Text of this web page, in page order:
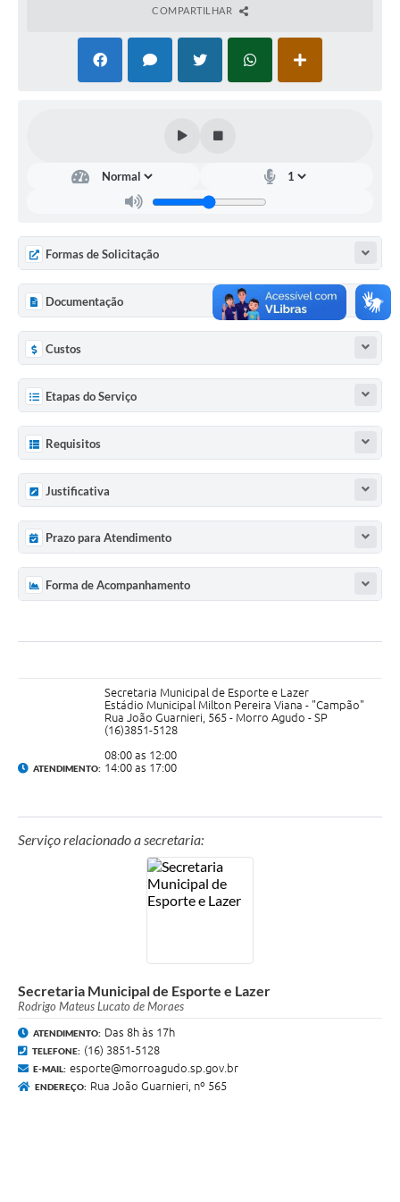
COMPARTILHAR
Formas de Solicitação
Documentação
Custos
Etapas do Serviço
Requisitos
Justificativa
Prazo para Atendimento
Forma de Acompanhamento
ATENDIMENTO:
Secretaria Municipal de Esporte e Lazer
Estádio Municipal Milton Pereira Viana - "Campão"
Rua João Guarnieri, 565 - Morro Agudo - SP
(16)3851-5128
08:00 as 12:00
14:00 as 17:00
Serviço relacionado a secretaria:
Secretaria Municipal de Esporte e Lazer
Rodrigo Mateus Lucato de Moraes
ATENDIMENTO: Das 8h às 17h
TELEFONE: (16) 3851-5128
E-MAIL: esporte@morroagudo.sp.gov.br
ENDEREÇO: Rua João Guarnieri, nº 565